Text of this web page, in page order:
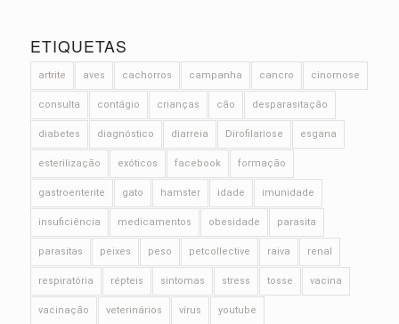
ETIQUETAS
artrite aves cachorros campanha cancro cinomose
consulta contágio crianças cão desparasitação
diabetes diagnóstico diarreia Dirofilariose esgana
esterilização exóticos facebook formação
gastroenterite gato hamster idade imunidade
insuficiência medicamentos obesidade parasita
parasitas peixes peso petcollective raiva renal
respiratória répteis sintomas stress tosse vacina
vacinação veterinários vírus youtube